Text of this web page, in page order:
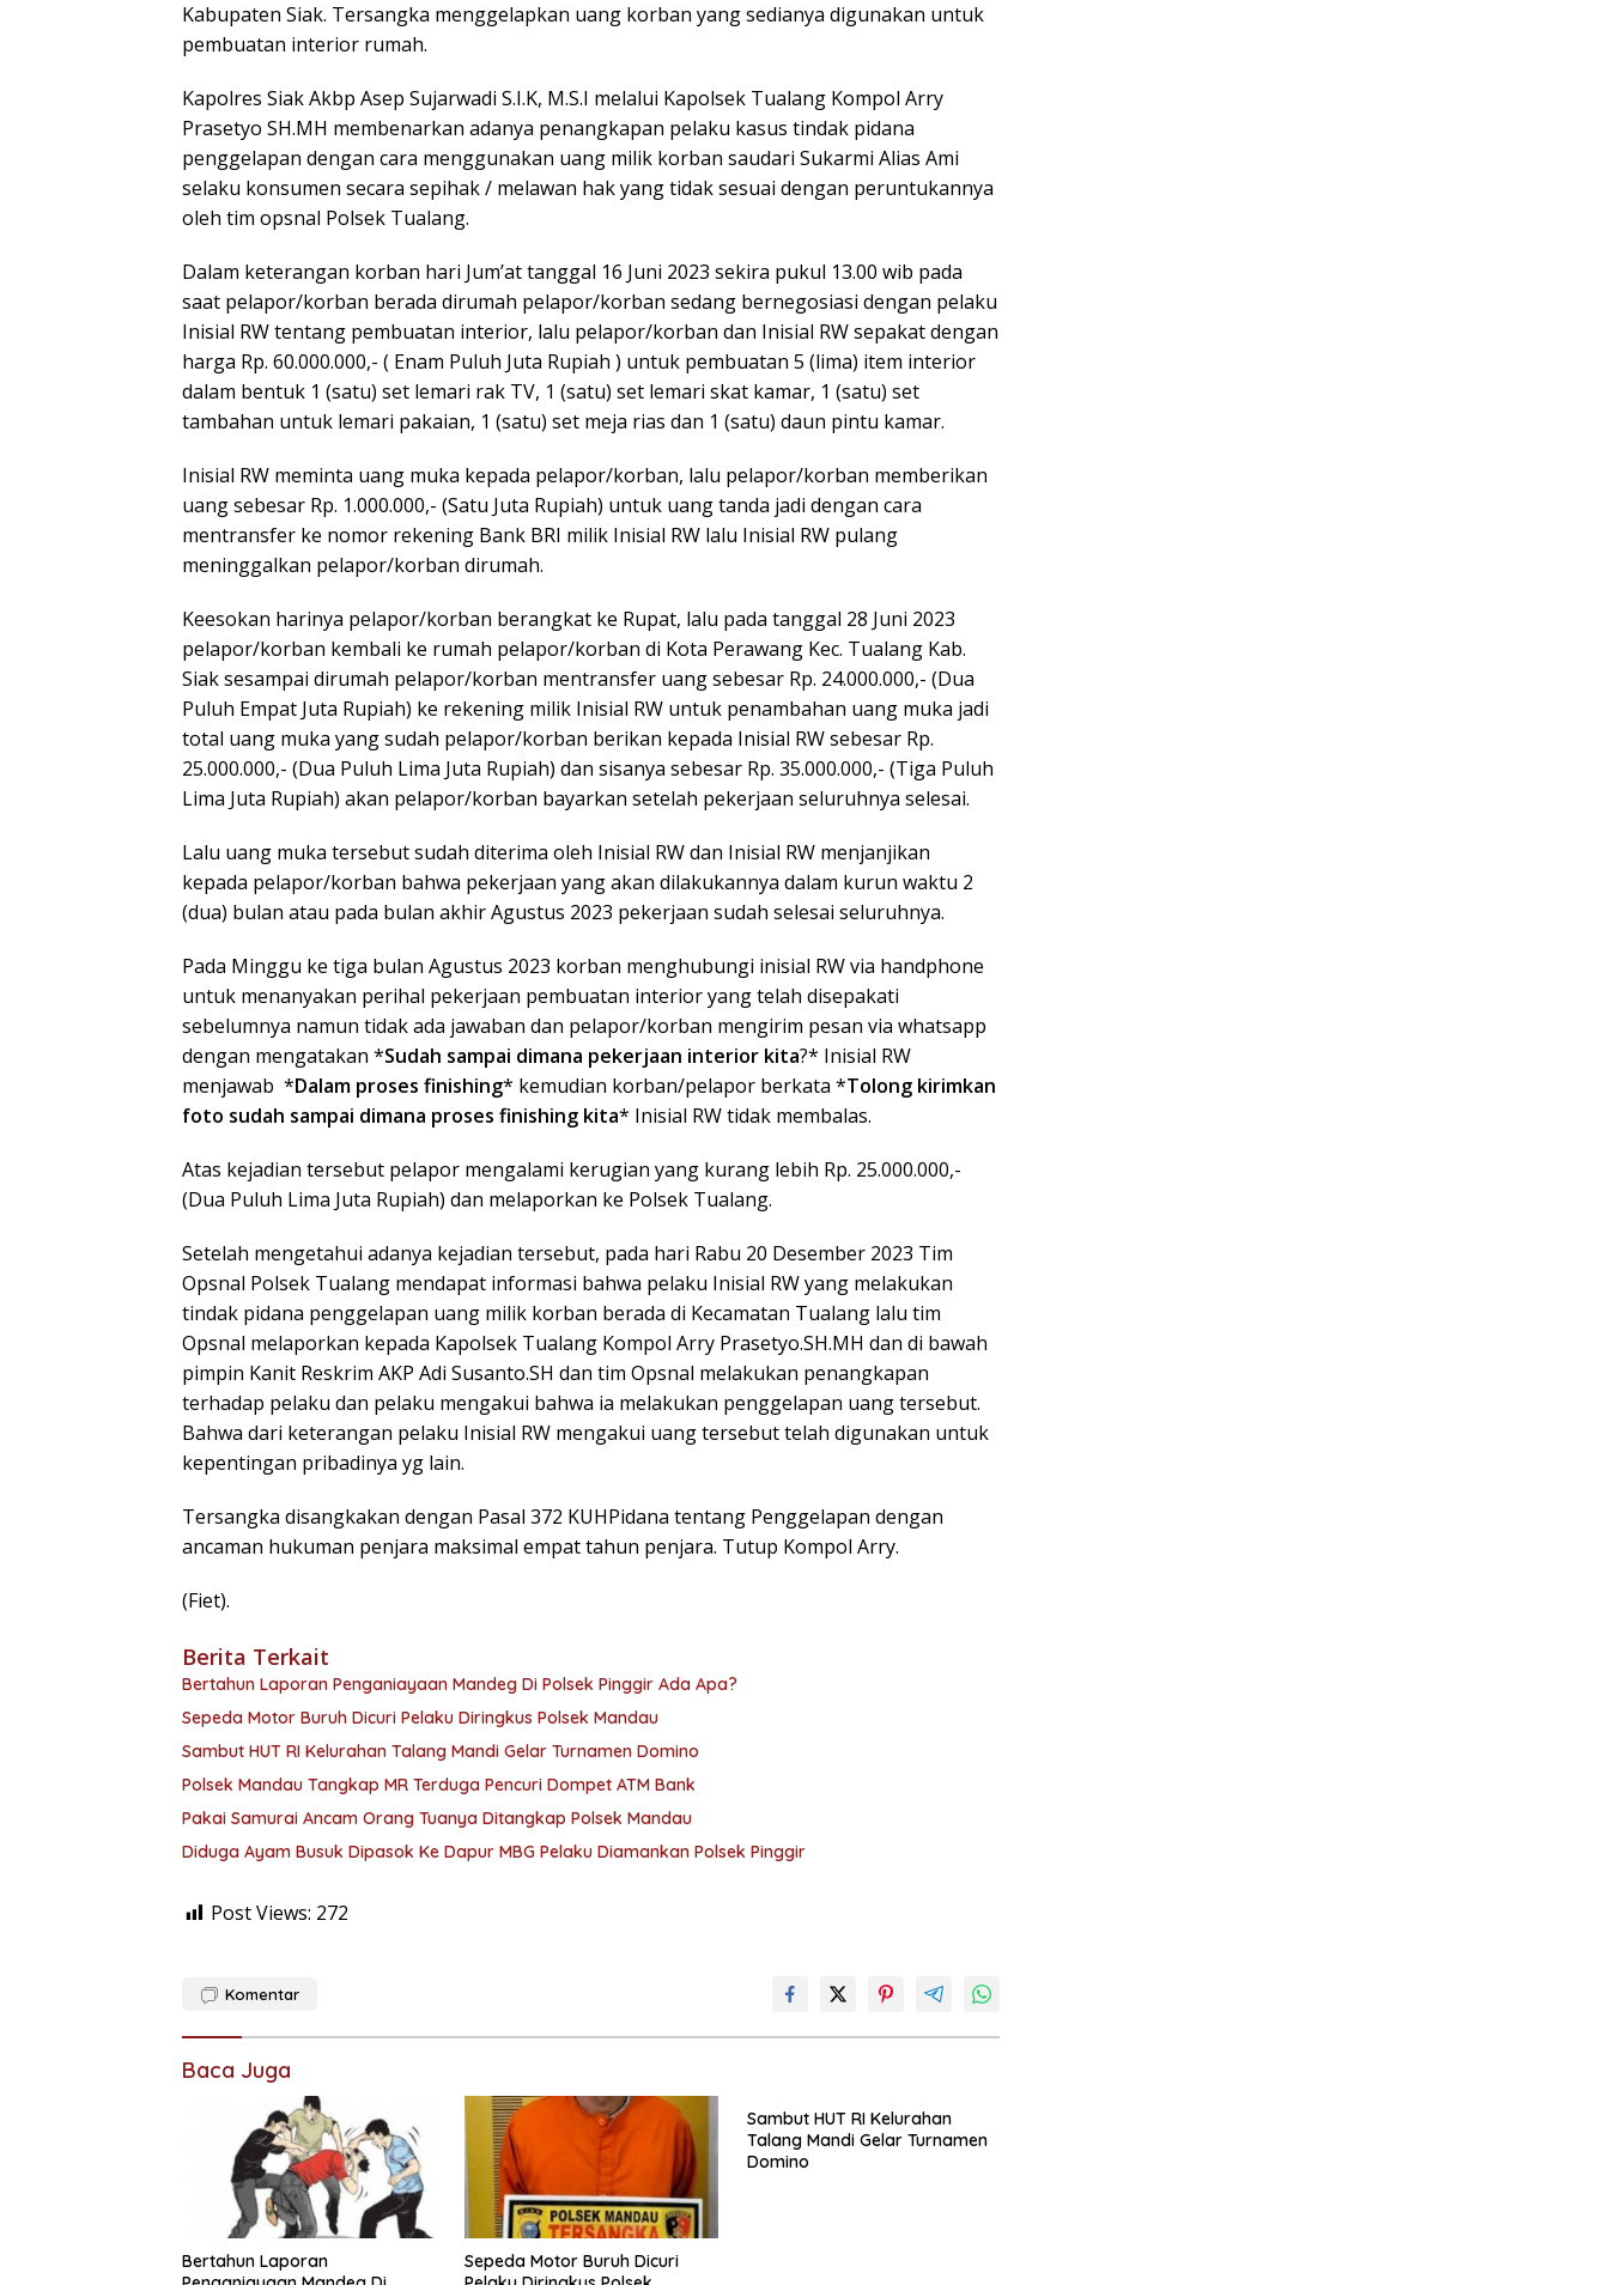
Kabupaten Siak. Tersangka menggelapkan uang korban yang sedianya digunakan untuk
pembuatan interior rumah.
Kapolres Siak Akbp Asep Sujarwadi S.I.K, M.S.I melalui Kapolsek Tualang Kompol Arry
Prasetyo SH.MH membenarkan adanya penangkapan pelaku kasus tindak pidana
penggelapan dengan cara menggunakan uang milik korban saudari Sukarmi Alias Ami
selaku konsumen secara sepihak / melawan hak yang tidak sesuai dengan peruntukannya
oleh tim opsnal Polsek Tualang.
Dalam keterangan korban hari Jum’at tanggal 16 Juni 2023 sekira pukul 13.00 wib pada
saat pelapor/korban berada dirumah pelapor/korban sedang bernegosiasi dengan pelaku
Inisial RW tentang pembuatan interior, lalu pelapor/korban dan Inisial RW sepakat dengan
harga Rp. 60.000.000,- ( Enam Puluh Juta Rupiah ) untuk pembuatan 5 (lima) item interior
dalam bentuk 1 (satu) set lemari rak TV, 1 (satu) set lemari skat kamar, 1 (satu) set
tambahan untuk lemari pakaian, 1 (satu) set meja rias dan 1 (satu) daun pintu kamar.
Inisial RW meminta uang muka kepada pelapor/korban, lalu pelapor/korban memberikan
uang sebesar Rp. 1.000.000,- (Satu Juta Rupiah) untuk uang tanda jadi dengan cara
mentransfer ke nomor rekening Bank BRI milik Inisial RW lalu Inisial RW pulang
meninggalkan pelapor/korban dirumah.
Keesokan harinya pelapor/korban berangkat ke Rupat, lalu pada tanggal 28 Juni 2023
pelapor/korban kembali ke rumah pelapor/korban di Kota Perawang Kec. Tualang Kab.
Siak sesampai dirumah pelapor/korban mentransfer uang sebesar Rp. 24.000.000,- (Dua
Puluh Empat Juta Rupiah) ke rekening milik Inisial RW untuk penambahan uang muka jadi
total uang muka yang sudah pelapor/korban berikan kepada Inisial RW sebesar Rp.
25.000.000,- (Dua Puluh Lima Juta Rupiah) dan sisanya sebesar Rp. 35.000.000,- (Tiga Puluh
Lima Juta Rupiah) akan pelapor/korban bayarkan setelah pekerjaan seluruhnya selesai.
Lalu uang muka tersebut sudah diterima oleh Inisial RW dan Inisial RW menjanjikan
kepada pelapor/korban bahwa pekerjaan yang akan dilakukannya dalam kurun waktu 2
(dua) bulan atau pada bulan akhir Agustus 2023 pekerjaan sudah selesai seluruhnya.
Pada Minggu ke tiga bulan Agustus 2023 korban menghubungi inisial RW via handphone
untuk menanyakan perihal pekerjaan pembuatan interior yang telah disepakati
sebelumnya namun tidak ada jawaban dan pelapor/korban mengirim pesan via whatsapp
dengan mengatakan *Sudah sampai dimana pekerjaan interior kita?* Inisial RW
menjawab *Dalam proses finishing* kemudian korban/pelapor berkata *Tolong kirimkan
foto sudah sampai dimana proses finishing kita* Inisial RW tidak membalas.
Atas kejadian tersebut pelapor mengalami kerugian yang kurang lebih Rp. 25.000.000,-
(Dua Puluh Lima Juta Rupiah) dan melaporkan ke Polsek Tualang.
Setelah mengetahui adanya kejadian tersebut, pada hari Rabu 20 Desember 2023 Tim
Opsnal Polsek Tualang mendapat informasi bahwa pelaku Inisial RW yang melakukan
tindak pidana penggelapan uang milik korban berada di Kecamatan Tualang lalu tim
Opsnal melaporkan kepada Kapolsek Tualang Kompol Arry Prasetyo.SH.MH dan di bawah
pimpin Kanit Reskrim AKP Adi Susanto.SH dan tim Opsnal melakukan penangkapan
terhadap pelaku dan pelaku mengakui bahwa ia melakukan penggelapan uang tersebut.
Bahwa dari keterangan pelaku Inisial RW mengakui uang tersebut telah digunakan untuk
kepentingan pribadinya yg lain.
Tersangka disangkakan dengan Pasal 372 KUHPidana tentang Penggelapan dengan
ancaman hukuman penjara maksimal empat tahun penjara. Tutup Kompol Arry.
(Fiet).
Berita Terkait
Bertahun Laporan Penganiayaan Mandeg Di Polsek Pinggir Ada Apa?
Sepeda Motor Buruh Dicuri Pelaku Diringkus Polsek Mandau
Sambut HUT RI Kelurahan Talang Mandi Gelar Turnamen Domino
Polsek Mandau Tangkap MR Terduga Pencuri Dompet ATM Bank
Pakai Samurai Ancam Orang Tuanya Ditangkap Polsek Mandau
Diduga Ayam Busuk Dipasok Ke Dapur MBG Pelaku Diamankan Polsek Pinggir
Post Views: 272
Komentar
Baca Juga
Bertahun Laporan
Sepeda Motor Buruh Dicuri
Sambut HUT RI Kelurahan
Talang Mandi Gelar Turnamen
Domino